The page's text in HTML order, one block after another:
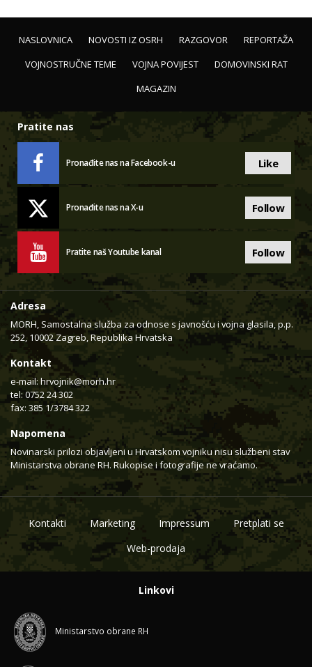
NASLOVNICA NOVOSTI IZ OSRH RAZGOVOR
REPORTAŽA
VOJNOSTRUČNE TEME
VOJNA POVIJEST
DOMOVINSKI RAT
MAGAZIN
Pratite nas
Pronađite nas na Facebook-u Like
Pronađite nas na X-u Follow
Pratite naš Youtube kanal Follow
Adresa
MORH, Samostalna služba za odnose s javnošću i vojna glasila, p.p.
252, 10002 Zagreb, Republika Hrvatska
Kontakt
e-mail: hrvojnik@morh.hr
tel: 0752 24 302
fax: 385 1/3784 322
Napomena
Novinarski prilozi objavljeni u Hrvatskom vojniku nisu službeni stav
Ministarstva obrane RH. Rukopise i fotografije ne vraćamo.
Kontakti Marketing Impressum
Pretplati se
Web-prodaja
Linkovi
Ministarstvo obrane RH